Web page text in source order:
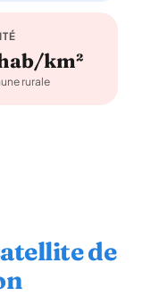
km²
rurale
de